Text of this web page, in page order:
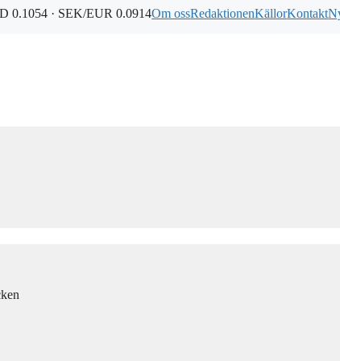
0.1054 · SEK/EUR 0.0914Om ossRedaktionenKällorKontakt